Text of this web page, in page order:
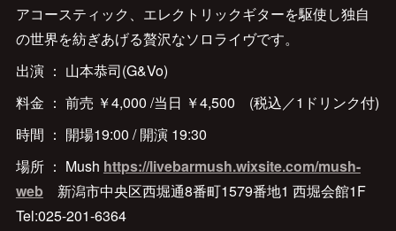
アコースティック、エレクトリックギターを駆使し独自
の世界を紡ぎあげる贅沢なソロライヴです。
出演 ： 山本恭司(G&Vo)
料金 ： 前売 ￥4,000 /当日 ￥4,500 (税込／1ドリンク付)
時間 ： 開場19:00 / 開演 19:30
場所 ： Mush https://livebarmush.wixsite.com/mush-
web 新潟市中央区西堀通8番町1579番地1 西堀会館1F
Tel:025-201-6364